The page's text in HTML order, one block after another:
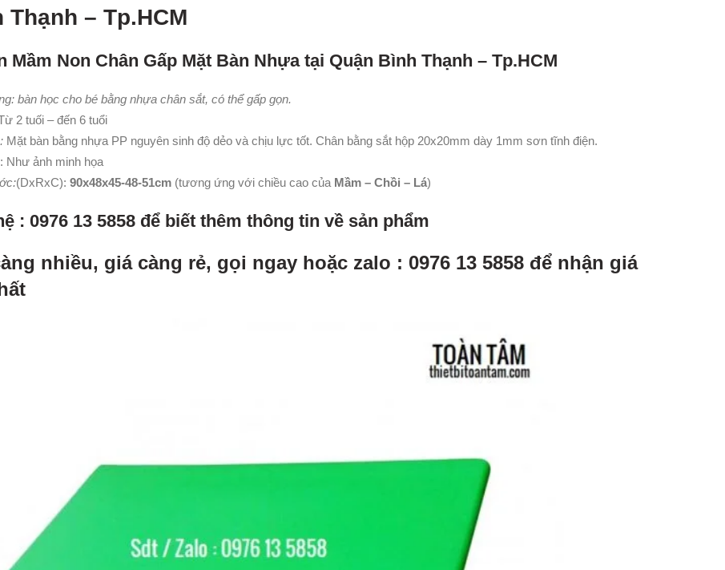
Thạnh – Tp.HCM
Mầm Non Chân Gấp Mặt Bàn Nhựa tại Quận Bình Thạnh – Tp.HCM
bàn học cho bé bằng nhựa chân sắt, có thể gấp gọn.
2 tuối – đến 6 tuổi
Mặt bàn bằng nhựa PP nguyên sinh độ dẻo và chịu lực tốt. Chân bằng sắt hộp 20x20mm dày 1mm sơn tĩnh điện.
Như ảnh minh họa
(DxRxC): 90x48x45-48-51cm(tương ứng với chiều cao của Mầm – Chồi – Lá)
: 0976 13 5858 để biết thêm thông tin về sản phẩm
nhiều, giá càng rẻ, gọi ngay hoặc zalo : 0976 13 5858 để nhận giá